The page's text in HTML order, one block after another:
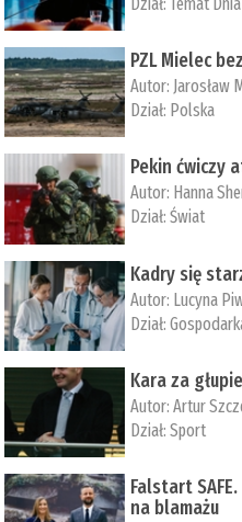
PZL Mielec
Autor: Jarosław
Dział: Polska
Pekin ćwiczy
Autor: ­Hanna
Dział:Świat
Kadry się
Autor: Lucyna
Dział:
Kara za
Autor:Artur
Dział:Sport
Falstart
na blamażu